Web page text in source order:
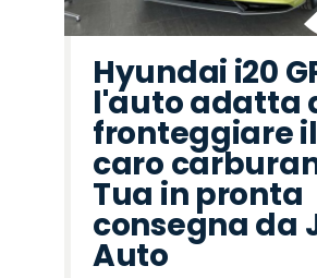
Hyundai i20
l'auto adatta
fronteggiare il
caro
Tua in pronta
consegna da
Auto